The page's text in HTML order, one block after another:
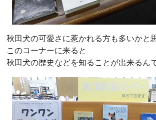
秋田犬の可愛さに惹かれる方も多いかと
このコーナーに来ると
秋田犬の歴史などを知ることが出来るん